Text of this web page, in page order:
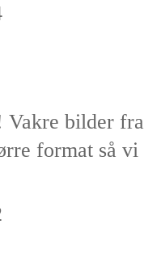
bilder
format så vi